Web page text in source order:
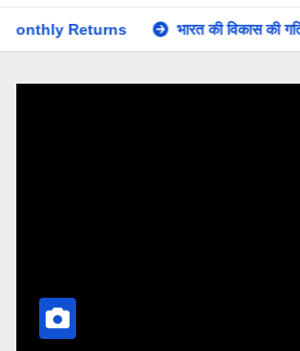
भारत की विकास की गति: प्रचार, इतिहास और